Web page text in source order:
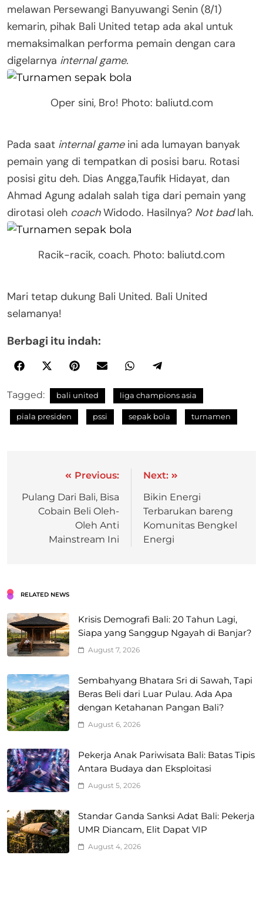
melawan Persewangi Banyuwangi Senin (8/1)
kemarin, pihak Bali United tetap ada akal untuk
memaksimalkan performa pemain dengan cara
digelarnya internal game.
Oper sini, Bro! Photo: baliutd.com
Pada saat internal game ini ada lumayan banyak
pemain yang di tempatkan di posisi baru. Rotasi
posisi gitu deh. Dias Angga,Taufik Hidayat, dan
Ahmad Agung adalah salah tiga dari pemain yang
dirotasi oleh coachWidodo. Hasilnya? Not badlah.
Racik-racik, coach. Photo: baliutd.com
Mari tetap dukung Bali United. Bali United
selamanya!
Berbagi itu indah:
Tagged: bali united liga champions asia
piala presiden pssi sepak bola turnamen
Previous:
Pulang Dari Bali, Bisa
Cobain Beli Oleh-
Oleh Anti
Mainstream Ini
Next:
Bikin Energi
Terbarukan bareng
Komunitas Bengkel
Energi
RELATED NEWS
Krisis Demografi Bali: 20 Tahun Lagi,
Siapa yang Sanggup Ngayah di Banjar?
August 7, 2026
Sembahyang Bhatara Sri di Sawah, Tapi
Beras Beli dari Luar Pulau. Ada Apa
dengan Ketahanan Pangan Bali?
August 6, 2026
Pekerja Anak Pariwisata Bali: Batas Tipis
Antara Budaya dan Eksploitasi
August 5, 2026
Standar Ganda Sanksi Adat Bali: Pekerja
UMR Diancam, Elit Dapat VIP
August 4, 2026